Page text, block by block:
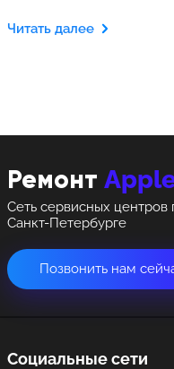
Квалифицированные
бесплатно выполнят
предоставлением
Читать далее
Ремонт
Сеть сервисных
Санкт-Петербурге
Позвонить нам
Социальные сети